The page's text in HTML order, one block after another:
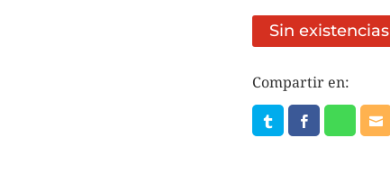
Sin existencias
Compartir en: